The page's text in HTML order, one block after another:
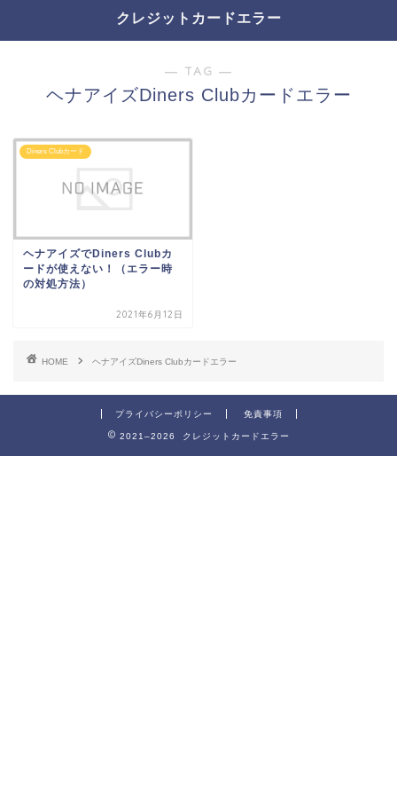
クレジットカードエラー
― TAG ―
ヘナアイズDiners Clubカードエラー
Diners Clubカード
ヘナアイズでDiners Clubカ
ードが使えない！（エラー時
の対処方法）
2021年6月12日
HOME ヘナアイズDiners Clubカードエラー
プライバシーポリシー 免責事項
2021–2026 クレジットカードエラー